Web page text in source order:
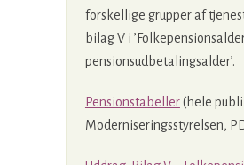
forskellige grupper af
bilag V i
pensionsudbetalingsalder’.
Pensionstabeller(hele
Moderniseringsstyrelsen,